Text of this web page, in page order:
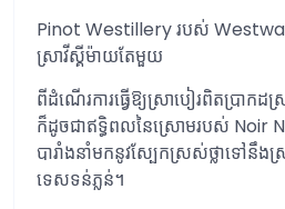
Pinot Westillery របស់
ស្រាវីស្គីម៉ាយតែមួយ
ពីដំណើរការធ្វើឱ្យស្រាបៀរពិតប្រាកដ
ក៏ដូចជាឥទ្ធិពលនៃស្រោមរបស់ Noir
បារាំងនាំមកនូវស្បែកស្រស់ថ្លាទៅនឹងស្
ទេសទន់ភ្លន់។